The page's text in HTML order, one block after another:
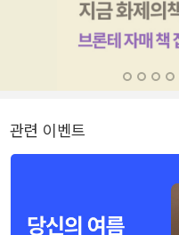
관련 이벤트